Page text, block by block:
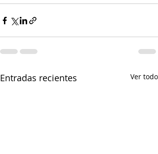
Entradas recientes Ver todo